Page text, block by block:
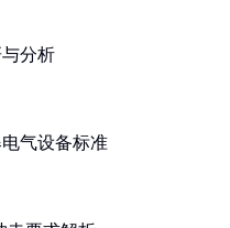
分析
气设备标准